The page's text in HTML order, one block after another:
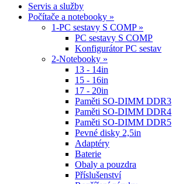
Servis a služby
Počítače a notebooky »
1-PC sestavy S COMP »
PC sestavy S COMP
Konfigurátor PC sestav
2-Notebooky »
13 - 14in
15 - 16in
17 - 20in
Paměti SO-DIMM DDR3
Paměti SO-DIMM DDR4
Paměti SO-DIMM DDR5
Pevné disky 2,5in
Adaptéry
Baterie
Obaly a pouzdra
Příslušenství